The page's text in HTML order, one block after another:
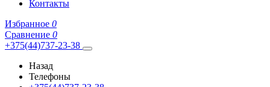
Контакты
Избранное 0
Сравнение 0
+375(44)737-23-38
Назад
Телефоны